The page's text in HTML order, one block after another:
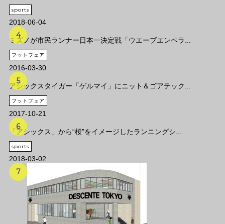
sports
2018-06-04
ミズノが市民ランナー日本一決定戦「ウエーブエンペラ...
フットフェア
2016-03-30
アシックスタイガー「ゲルマイ」にニット＆ゴアテック...
フットフェア
2017-10-21
「アシックス」から“桜”をイメージしたランニングシ...
sports
2018-03-02